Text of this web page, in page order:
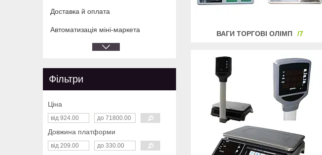
ВАГИ ТОРГОВІ ОЛІМП 7
Доставка й оплата
Автоматизація міні-маркета
Фільтри
Ціна
Довжина платформи